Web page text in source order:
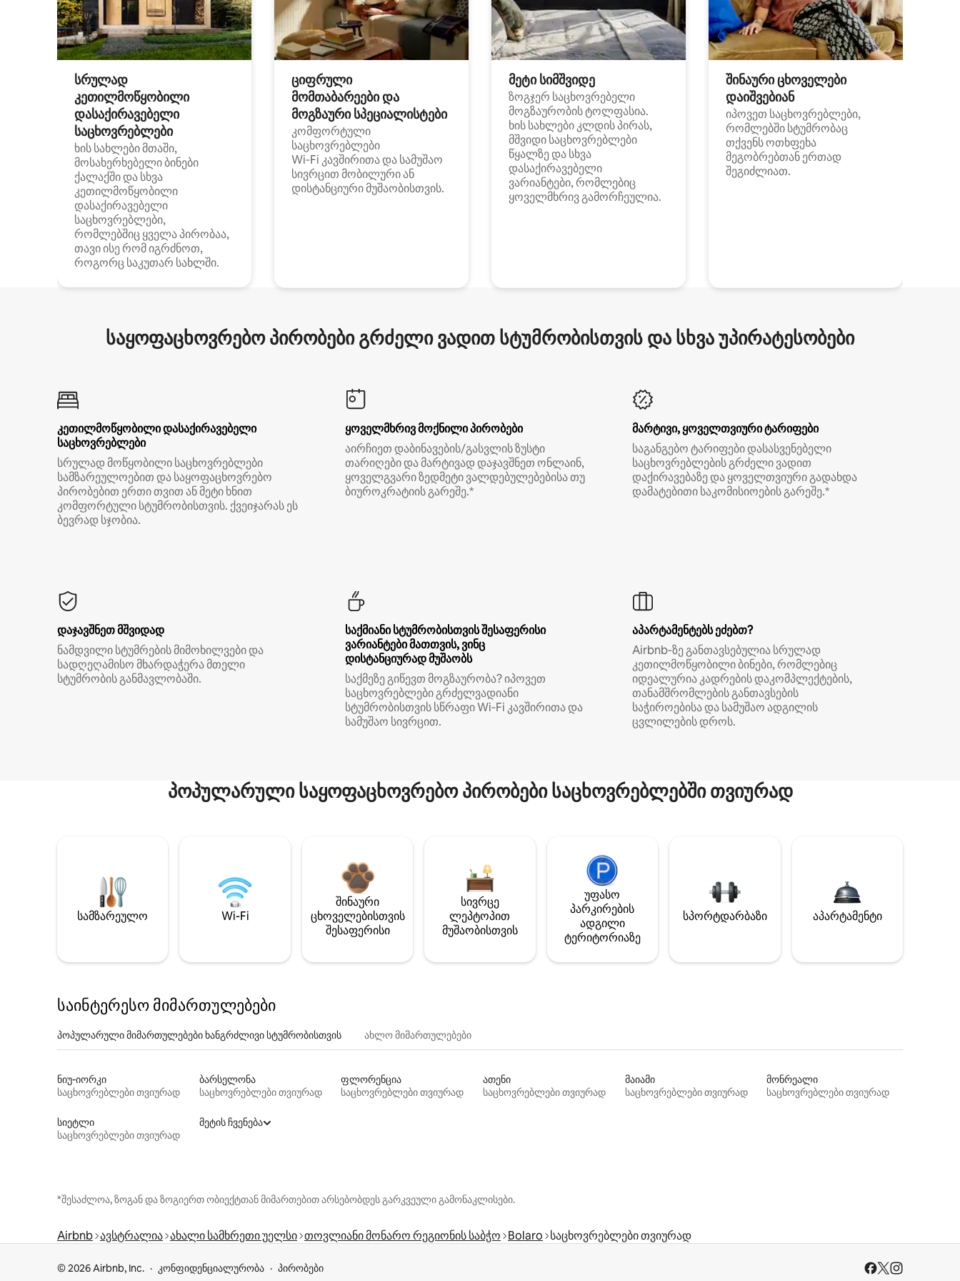
სრულად
კეთილმოწყობილი
დასაქირავებელი
საცხოვრებლები
ხის სახლები მთაში,
მოსახერხებელი ბინები
ქალაქში და სხვა
კეთილმოწყობილი
დასაქირავებელი
საცხოვრებლები,
რომლებშიც ყველა პირობაა,
თავი ისე რომ იგრძნოთ,
როგორც საკუთარ სახლში.
ციფრული
მომთაბარეები და
მოგზაური სპეციალისტები
კომფორტული
საცხოვრებლები
Wi‑Fi კავშირითა და სამუშაო
სივრცით მობილური ან
დისტანციური მუშაობისთვის.
მეტი სიმშვიდე
ზოგჯერ საცხოვრებელი
მოგზაურობის ტოლფასია.
ხის სახლები კლდის პირას,
მშვიდი საცხოვრებლები
წყალზე და სხვა
დასაქირავებელი
ვარიანტები, რომლებიც
ყოველმხრივ გამორჩეულია.
შინაური ცხოველები
დაიშვებიან
იპოვეთ საცხოვრებლები,
რომლებში სტუმრობაც
თქვენს ოთხფეხა
მეგობრებთან ერთად
შეგიძლიათ.
საყოფაცხოვრებო პირობები გრძელი ვადით სტუმრობისთვის და სხვა უპირატესობები
კეთილმოწყობილი დასაქირავებელი
საცხოვრებლები
სრულად მოწყობილი საცხოვრებლები
სამზარეულოებით და საყოფაცხოვრებო
პირობებით ერთი თვით ან მეტი ხნით
კომფორტული სტუმრობისთვის. ქვეიჯარას ეს
ბევრად სჯობია.
ყოველმხრივ მოქნილი პირობები
აირჩიეთ დაბინავების/გასვლის ზუსტი
თარიღები და მარტივად დაჯავშნეთ ონლაინ,
ყოველგვარი ზედმეტი ვალდებულებებისა თუ
ბიუროკრატიის გარეშე.*
მარტივი, ყოველთვიური ტარიფები
საგანგებო ტარიფები დასასვენებელი
საცხოვრებლების გრძელი ვადით
დაქირავებაზე და ყოველთვიური გადახდა
დამატებითი საკომისიოების გარეშე.*
დაჯავშნეთ მშვიდად
ნამდვილი სტუმრების მიმოხილვები და
სადღეღამისო მხარდაჭერა მთელი
სტუმრობის განმავლობაში.
საქმიანი სტუმრობისთვის შესაფერისი
ვარიანტები მათთვის, ვინც
დისტანციურად მუშაობს
საქმეზე გიწევთ მოგზაურობა? იპოვეთ
საცხოვრებლები გრძელვადიანი
სტუმრობისთვის სწრაფი Wi‑Fi კავშირითა და
სამუშაო სივრცით.
აპარტამენტებს ეძებთ?
Airbnb‑ზე განთავსებულია სრულად
კეთილმოწყობილი ბინები, რომლებიც
იდეალურია კადრების დაკომპლექტების,
თანამშრომლების განთავსების
საჭიროებისა და სამუშაო ადგილის
ცვლილების დროს.
პოპულარული საყოფაცხოვრებო პირობები საცხოვრებლებში თვიურად
სამზარეულო Wi-Fi
შინაური
ცხოველებისთვის
შესაფერისი
სივრცე
ლეპტოპით
მუშაობისთვის
უფასო
პარკირების
ადგილი
ტერიტორიაზე
სპორტდარბაზი აპარტამენტი
საინტერესო მიმართულებები
პოპულარული მიმართულებები ხანგრძლივი სტუმრობისთვის ახლო მიმართულებები
ნიუ-იორკი
საცხოვრებლები თვიურად
ბარსელონა
საცხოვრებლები თვიურად
ფლორენცია
საცხოვრებლები თვიურად
ათენი
საცხოვრებლები თვიურად
მაიამი
საცხოვრებლები თვიურად
მონრეალი
საცხოვრებლები თვიურად
სიეტლი
საცხოვრებლები თვიურად
მეტის ჩვენება
*შესაძლოა, ზოგან და ზოგიერთ ობიექტთან მიმართებით არსებობდეს გარკვეული გამონაკლისები.
Airbnb ავსტრალია ახალი სამხრეთი უელსი თოვლიანი მონარო რეგიონის საბჭო Bolaro საცხოვრებლები თვიურად
© 2026 Airbnb, Inc. კონფიდენციალურობა პირობები